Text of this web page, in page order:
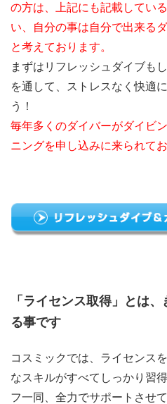
の方は、上記にも記載してい
い、自分の事は自分で出来る
と考えております。
まずはリフレッシュダイブも
を通して、ストレスなく快適
う！
毎年多くのダイバーがダイビ
ニングを申し込みに来られてお
「ライセンス取得」とは
る事です
コスミックでは、ライセンス
なスキルがすべてしっかり習
フ一同、全力でサポートさせ